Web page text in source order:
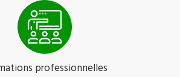
professionnelles